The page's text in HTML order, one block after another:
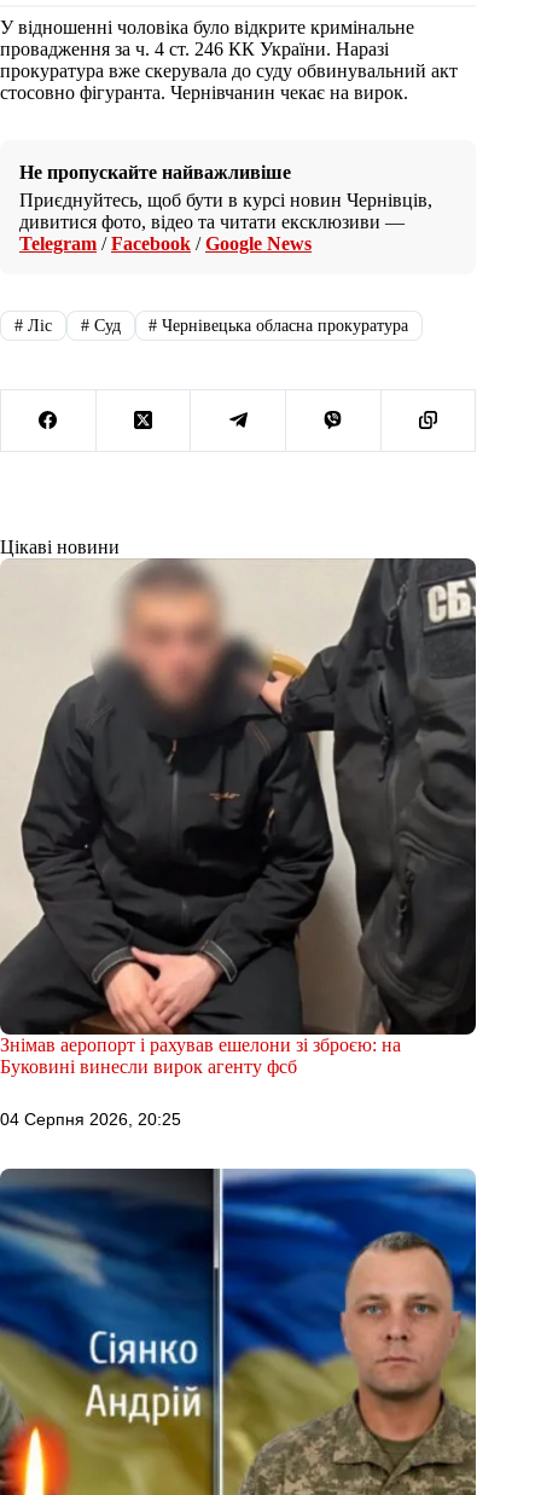
У відношенні чоловіка було відкрите кримінальне
провадження за ч. 4 ст. 246 КК України. Наразі
прокуратура вже скерувала до суду обвинувальний акт
стосовно фігуранта. Чернівчанин чекає на вирок.
Не пропускайте найважливіше
Приєднуйтесь, щоб бути в курсі новин Чернівців,
дивитися фото, відео та читати ексклюзиви —
Telegram /Facebook /Google News
#Ліс #Суд # Чернівецька обласна прокуратура
Цікаві новини
Знімав аеропорт і рахував ешелони зі зброєю: на
Буковині винесли вирок агенту фсб
04 Серпня 2026, 20:25